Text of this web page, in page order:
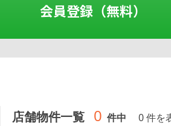
会員登録（無料）
店舗物件一覧 0 件中 0 件を